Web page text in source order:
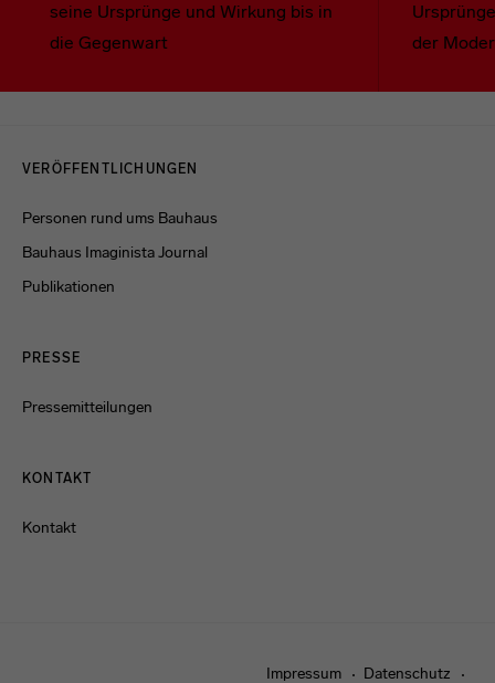
seine Ursprünge und Wirkung bis in
die Gegenwart
der
VERÖFFENTLICHUNGEN
Personen rund ums Bauhaus
Bauhaus Imaginista Journal
Publikationen
PRESSE
Pressemitteilungen
KONTAKT
Kontakt
Impressum Datenschutz